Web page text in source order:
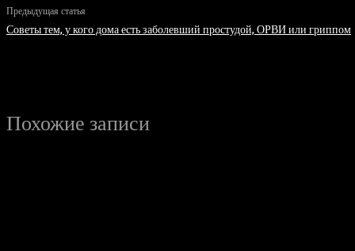
Предыдущая статья
Советы тем, у кого дома есть заболевший простудой, ОРВИ или гриппом
Похожие записи